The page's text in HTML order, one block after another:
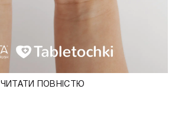
ЧИТАТИ ПОВНІСТЮ